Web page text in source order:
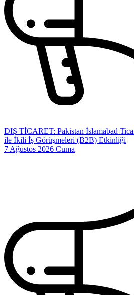
DIŞ TİCARET: Pakistan İslamabad
ile İkili İş Görüşmeleri (B2B) Etkinliği
7 Ağustos 2026 Cuma